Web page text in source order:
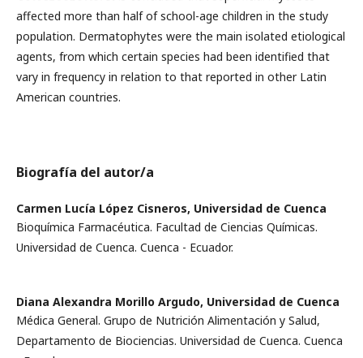
affected more than half of school-age children in the study
population. Dermatophytes were the main isolated etiological
agents, from which certain species had been identified that
vary in frequency in relation to that reported in other Latin
American countries.
Biografía del autor/a
Carmen Lucía López Cisneros, Universidad de Cuenca
Bioquímica Farmacéutica. Facultad de Ciencias Químicas.
Universidad de Cuenca. Cuenca - Ecuador.
Diana Alexandra Morillo Argudo, Universidad de Cuenca
Médica General. Grupo de Nutrición Alimentación y Salud,
Departamento de Biociencias. Universidad de Cuenca. Cuenca